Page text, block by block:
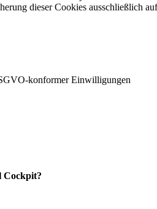
dieser Cookies ausschließlich
konformer Einwilligungen
Cockpit?